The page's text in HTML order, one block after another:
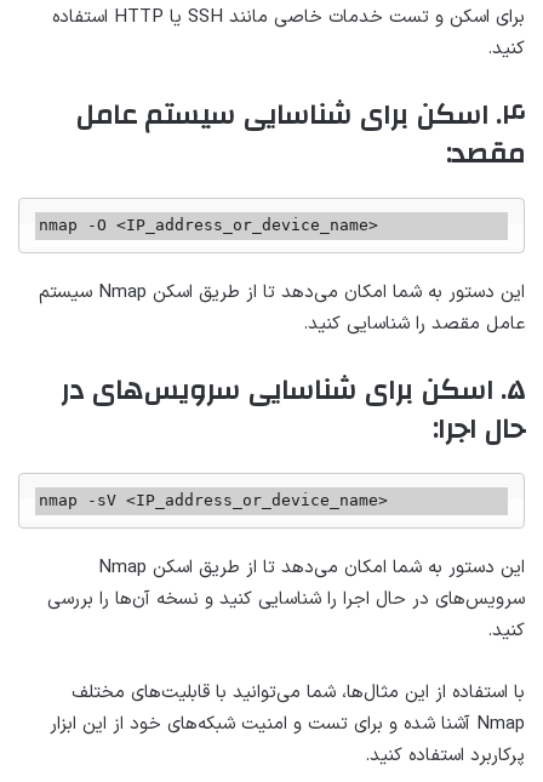
برای اسکن و تست خدمات خاصی مانند SSH یا HTTP استفاده
کنید.
۴. اسکن برای شناسایی سیستم عامل
مقصد:
nmap -O <IP_address_or_device_name>
این دستور به شما امکان می‌دهد تا از طریق اسکن Nmap سیستم
عامل مقصد را شناسایی کنید.
۵. اسکن برای شناسایی سرویس‌های در
حال اجرا:
nmap -sV <IP_address_or_device_name>
این دستور به شما امکان می‌دهد تا از طریق اسکن Nmap
سرویس‌های در حال اجرا را شناسایی کنید و نسخه آن‌ها را بررسی
کنید.
با استفاده از این مثال‌ها، شما می‌توانید با قابلیت‌های مختلف
Nmap آشنا شده و برای تست و امنیت شبکه‌های خود از این ابزار
پرکاربرد استفاده کنید.